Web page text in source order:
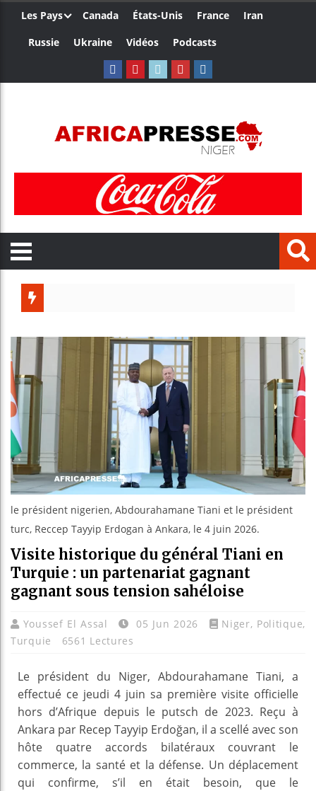
Les Pays Canada États-Unis France
Iran
Russie
Ukraine Vidéos Podcasts
Guinée :
Réforme
Bénin :
le président nigerien, Abdourahamane Tiani et le président
turc, Reccep Tayyip Erdogan à Ankara, le 4 juin 2026.
Visite historique du général Tiani en
Turquie : un partenariat gagnant
gagnant sous tension sahéloise
Youssef El Assal 05 Jun 2026 Niger, Politique,
Turquie
6561 Lectures
Le président du Niger, Abdourahamane Tiani, a
effectué ce jeudi 4 juin sa première visite officielle
hors d’Afrique depuis le putsch de 2023. Reçu à
Ankara par Recep Tayyip Erdoğan, il a scellé avec son
hôte quatre accords bilatéraux couvrant le
commerce, la santé et la défense. Un déplacement
qui confirme, s’il en était besoin, que le